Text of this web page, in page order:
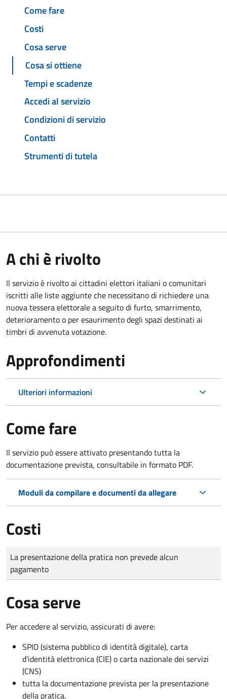
Come fare
Costi
Cosa serve
Cosa si ottiene
Tempi e scadenze
Accedi al servizio
Condizioni di servizio
Contatti
Strumenti di tutela
A chi è rivolto
Il servizio è rivolto ai cittadini elettori italiani o comunitari
iscritti alle liste aggiunte che necessitano di richiedere una
nuova tessera elettorale a seguito di furto, smarrimento,
deterioramento o per esaurimento degli spazi destinati ai
timbri di avvenuta votazione.
Approfondimenti
Ulteriori informazioni
Come fare
Il servizio può essere attivato presentando tutta la
documentazione prevista, consultabile in formato PDF.
Moduli da compilare e documenti da allegare
Costi
Tipo di pagamento
Importo
La presentazione della pratica non prevede alcun
pagamento
Cosa serve
Per accedere al servizio, assicurati di avere:
SPID (sistema pubblico di identità digitale), carta
d’identità elettronica (CIE) o carta nazionale dei servizi
(CNS)
tutta la documentazione prevista per la presentazione
della pratica.